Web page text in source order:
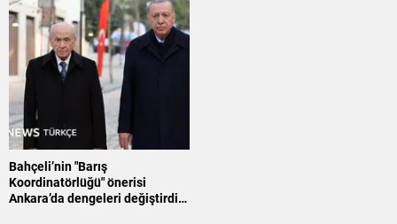
Bahçeli’nin "Barış
Koordinatörlüğü" önerisi
Ankara’da dengeleri değiştirdi: